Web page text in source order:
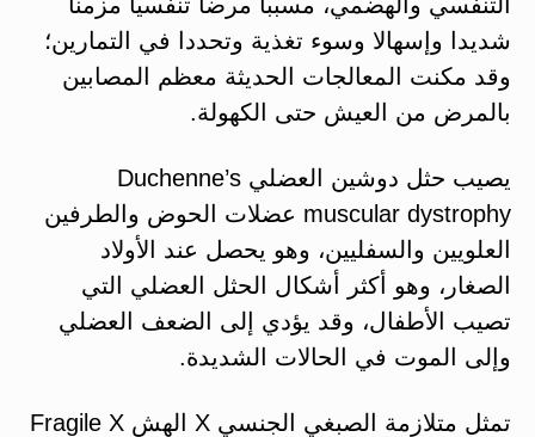
شديدا وإسهالا وسوء تغذية وتحددا في التمارين؛
وقد مكنت المعالجات الحديثة معظم المصابين
بالمرض من العيش حتى الكهولة.
يصيب حثل دوشين العضلي Duchenne’s
muscular dystrophy عضلات الحوض والطرفين
العلويين والسفليين، وهو يحصل عند الأولاد
الصغار، وهو أكثر أشكال الحثل العضلي التي
تصيب الأطفال، وقد يؤدي إلى الضعف العضلي
وإلى الموت في الحالات الشديدة.
تمثل متلازمة الصبغي الجنسي X الهش Fragile X